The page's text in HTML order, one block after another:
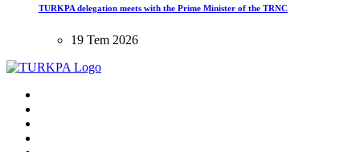
TURKPA delegation meets with the Prime Minister of the TRNC
19 Tem 2026